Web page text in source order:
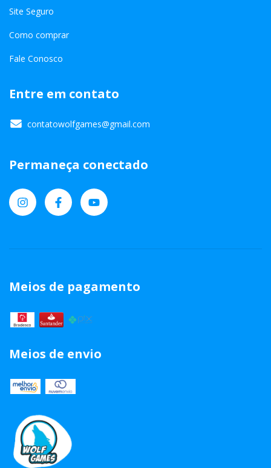
Site Seguro
Como comprar
Fale Conosco
Entre em contato
contatowolfgames@gmail.com
Permaneça conectado
Meios de pagamento
Meios de envio